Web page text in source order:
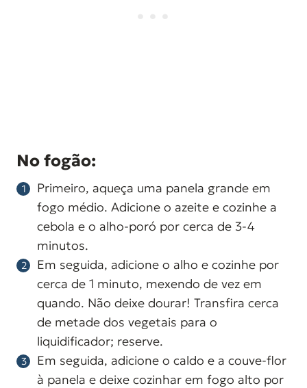
No fogão:
Primeiro, aqueça uma panela grande em
fogo médio. Adicione o azeite e cozinhe a
cebola e o alho-poró por cerca de 3-4
minutos.
Em seguida, adicione o alho e cozinhe por
cerca de 1 minuto, mexendo de vez em
quando. Não deixe dourar! Transfira cerca
de metade dos vegetais para o
liquidificador; reserve.
Em seguida, adicione o caldo e a couve-flor
à panela e deixe cozinhar em fogo alto por